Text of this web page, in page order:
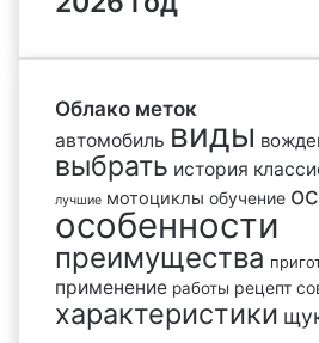
Облако меток
автомобиль виды
выбрать история
лучшие мотоциклы обучение
особенности
преимущества
применение работы рецепт
характеристики